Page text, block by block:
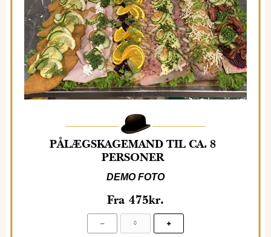
PÅLÆGSKAGEMAND TIL CA. 8
PERSONER
DEMO FOTO
Fra 475kr.